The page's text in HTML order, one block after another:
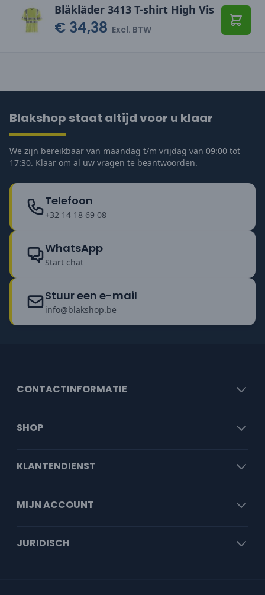
Blåkläder 3413 T-shirt High Vis
€ 34,38 Excl. BTW
Blakshop staat altijd voor u klaar
We zijn bereikbaar van maandag t/m vrijdag van 09:00 tot
17:30. Klaar om al uw vragen te beantwoorden.
Telefoon
+32 14 18 69 08
WhatsApp
Start chat
Stuur een e-mail
info@blakshop.be
CONTACTINFORMATIE
SHOP
KLANTENDIENST
MIJN ACCOUNT
JURIDISCH